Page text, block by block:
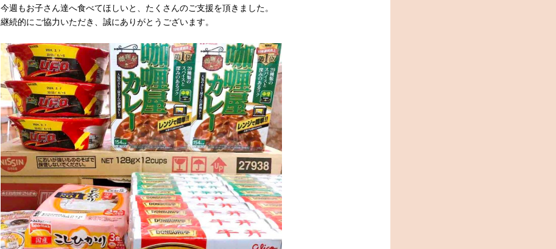
今週もお子さん達へ食べてほしいと、たくさんのご支援を頂きました。
継続的にご協力いただき、誠にありがとうございます。